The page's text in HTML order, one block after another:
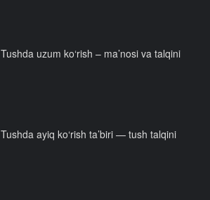
Tushda uzum ko‘rish – ma’nosi va talqini
Tushda ayiq ko‘rish ta’biri — tush talqini